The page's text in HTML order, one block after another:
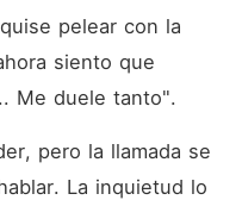
pelear con la
siento que
Me duele tanto".
pero la llamada se
La inquietud lo